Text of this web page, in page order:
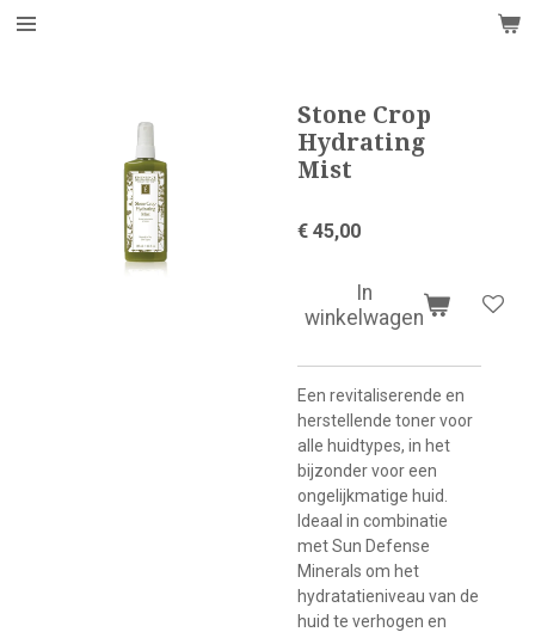
Ga
Stone Crop
Hydrating
Mist
€ 45,00
In
winkelwagen
Een revitaliserende en
herstellende toner voor
alle huidtypes, in het
bijzonder voor een
ongelijkmatige huid.
Ideaal in combinatie
met Sun Defense
Minerals om het
hydratatieniveau van de
huid te verhogen en